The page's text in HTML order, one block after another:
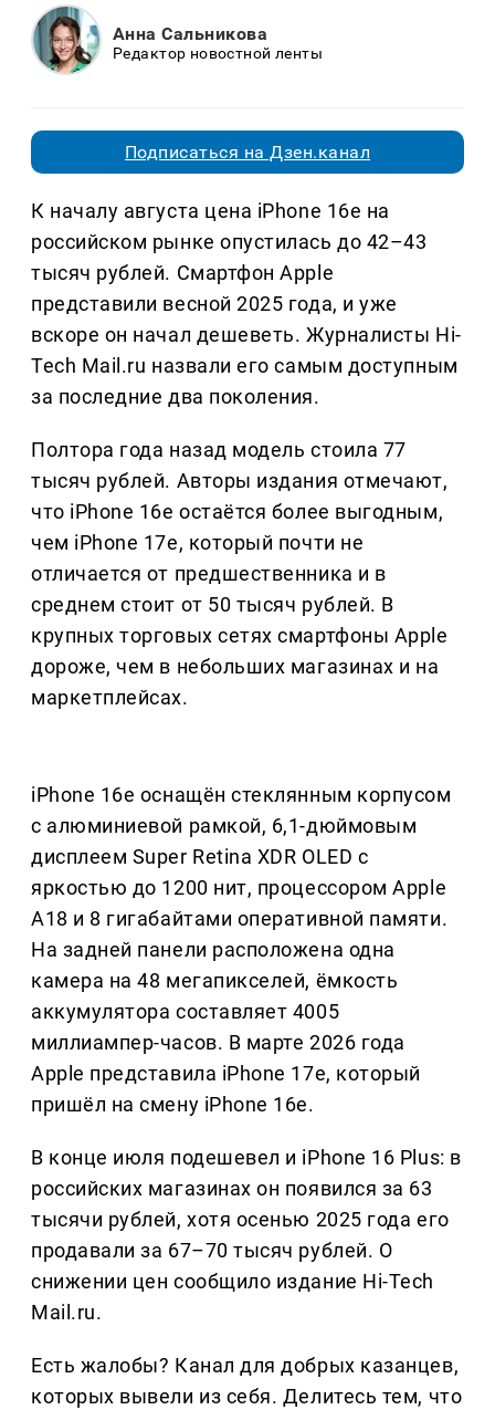
Анна Сальникова
Редактор новостной ленты
Подписаться на Дзен.канал
К началу августа цена iPhone 16e на
российском рынке опустилась до 42–43
тысяч рублей. Смартфон Apple
представили весной 2025 года, и уже
вскоре он начал дешеветь. Журналисты Hi-
Tech Mail.ru назвали его самым доступным
за последние два поколения.
Полтора года назад модель стоила 77
тысяч рублей. Авторы издания отмечают,
что iPhone 16e остаётся более выгодным,
чем iPhone 17e, который почти не
отличается от предшественника и в
среднем стоит от 50 тысяч рублей. В
крупных торговых сетях смартфоны Apple
дороже, чем в небольших магазинах и на
маркетплейсах.
iPhone 16e оснащён стеклянным корпусом
с алюминиевой рамкой, 6,1-дюймовым
дисплеем Super Retina XDR OLED с
яркостью до 1200 нит, процессором Apple
A18 и 8 гигабайтами оперативной памяти.
На задней панели расположена одна
камера на 48 мегапикселей, ёмкость
аккумулятора составляет 4005
миллиампер-часов. В марте 2026 года
Apple представила iPhone 17e, который
пришёл на смену iPhone 16e.
В конце июля подешевел и iPhone 16 Plus: в
российских магазинах он появился за 63
тысячи рублей, хотя осенью 2025 года его
продавали за 67–70 тысяч рублей. О
снижении цен сообщило издание Hi-Tech
Mail.ru.
Есть жалобы? Канал для добрых казанцев,
которых вывели из себя. Делитеcь тем, что